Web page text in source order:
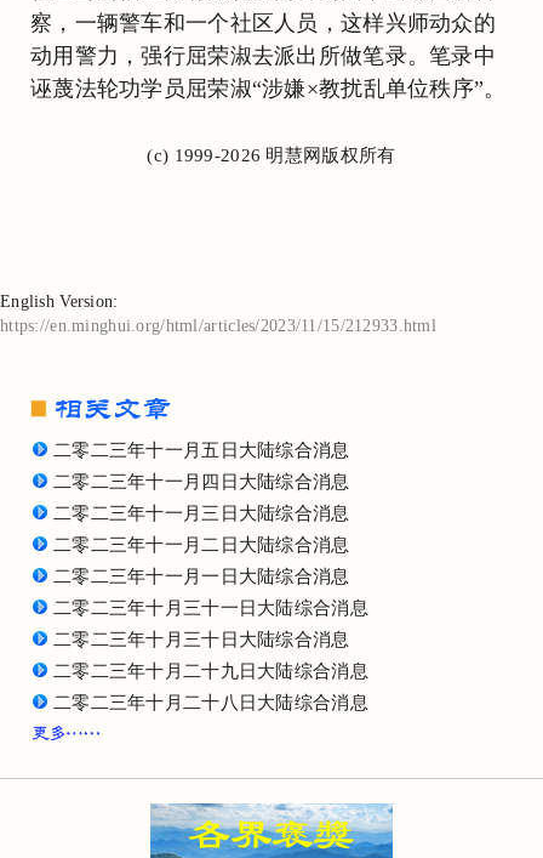
察，一辆警车和一个社区人员，这样兴师动众的
动用警力，强行屈荣淑去派出所做笔录。笔录中
诬蔑法轮功学员屈荣淑“涉嫌×教扰乱单位秩序”。
(c) 1999-2026 明慧网版权所有
English Version:
https://en.minghui.org/html/articles/2023/11/15/212933.html
二零二三年十一月五日大陆综合消息
二零二三年十一月四日大陆综合消息
二零二三年十一月三日大陆综合消息
二零二三年十一月二日大陆综合消息
二零二三年十一月一日大陆综合消息
二零二三年十月三十一日大陆综合消息
二零二三年十月三十日大陆综合消息
二零二三年十月二十九日大陆综合消息
二零二三年十月二十八日大陆综合消息